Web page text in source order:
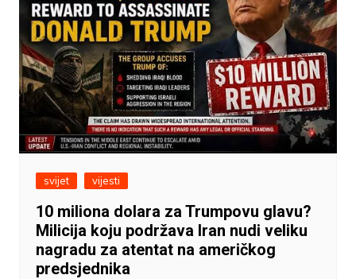
svijet vijesti
10 miliona dolara za Trumpovu glavu?
Milicija koju podržava Iran nudi veliku
nagradu za atentat na američkog
predsjednika